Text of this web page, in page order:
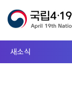
새소식